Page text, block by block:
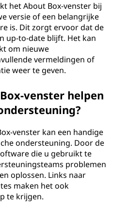
het About Box-venster bij
versie of een belangrijke
is. Dit zorgt ervoor dat de
up-to-date blijft. Het kan
om nieuwe
vermeldingen of
weer te geven.
venster helpen
venster kan een handige
ondersteuning. Door de
die u gebruikt te
problemen
oplossen. Links naar
maken het ook
te krijgen.